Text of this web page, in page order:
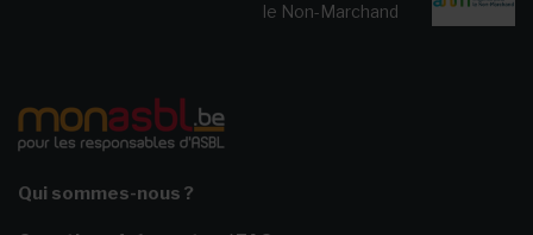
le Non-Marchand
Qui sommes-nous ?